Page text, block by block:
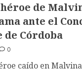
de
ante el
Córdoba
0
caído en